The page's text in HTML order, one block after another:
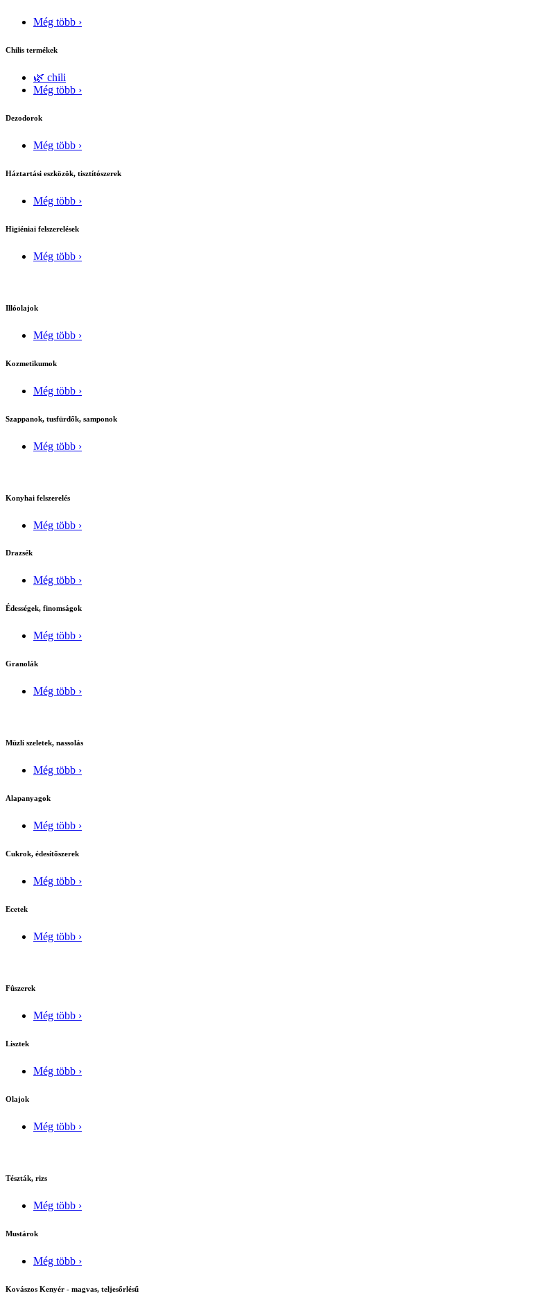
Még több ›
Chilis termékek
🌿 chili
Még több ›
Dezodorok
Még több ›
Háztartási eszközök, tisztítószerek
Még több ›
Higiéniai felszerelések
Még több ›
Illóolajok
Még több ›
Kozmetikumok
Még több ›
Szappanok, tusfürdők, samponok
Még több ›
Konyhai felszerelés
Még több ›
Drazsék
Még több ›
Édességek, finomságok
Még több ›
Granolák
Még több ›
Müzli szeletek, nassolás
Még több ›
Alapanyagok
Még több ›
Cukrok, édesítõszerek
Még több ›
Ecetek
Még több ›
Fûszerek
Még több ›
Lisztek
Még több ›
Olajok
Még több ›
Tészták, rizs
Még több ›
Mustárok
Még több ›
Kovászos Kenyér - magvas, teljesőrlésű